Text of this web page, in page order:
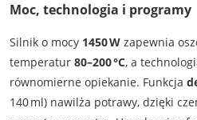
Moc, technologia i programy
Silnik o mocy 1450 Wzapewnia
temperatur 80–200 °C, a
równomierne opiekanie. Funkcja
140 ml) nawilża potrawy, dzięki